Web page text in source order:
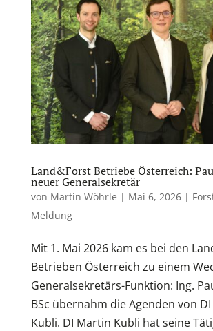
Land&Forst Betriebe Österreich:
neuer Generalsekretär
von Martin Wöhrle | Mai 6, 2026|
Meldung
Mit 1. Mai 2026 kam es bei den
Betrieben Österreich zu einem
Generalsekretärs-Funktion: Ing.
BSc übernahm die Agenden von
Kubli. DI Martin Kubli hat seine